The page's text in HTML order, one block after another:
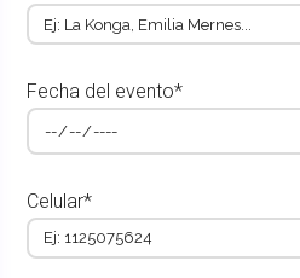
Fecha del evento*
Celular*